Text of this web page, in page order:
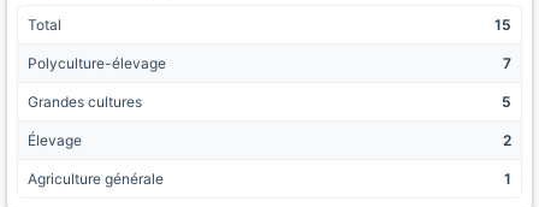
Total 15
Polyculture-élevage 7
Grandes cultures 5
Élevage 2
Agriculture générale 1